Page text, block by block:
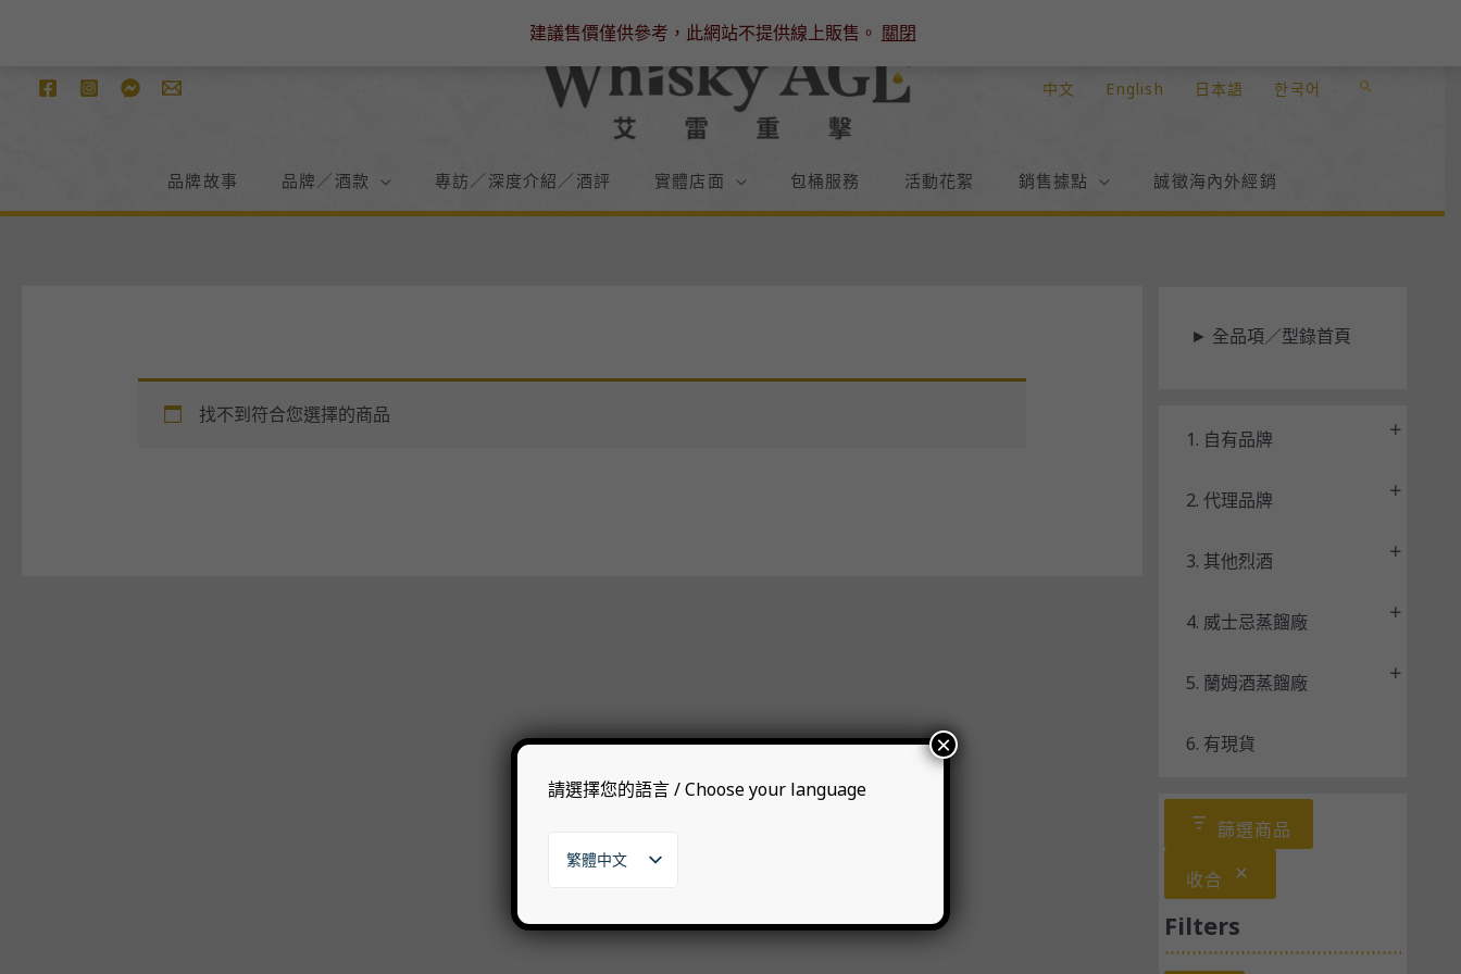
建議售價僅供參考，此網站不提供線上販售。 關閉
中文 English 日本語 한국어
搜
品牌故事 品牌／酒款 專訪／深度介紹／酒評 實體店面 包桶服務 活動花絮 銷售據點 誠徵海內外經銷
找不到符合您選擇的商品
► 全品項／型錄首頁
1. 自有品牌
2. 代理品牌
3. 其他烈酒
4. 威士忌蒸餾廠
5. 蘭姆酒蒸餾廠
6. 有現貨
篩選商品
收合
Filters
請選擇您的語言 / Choose your language
繁體中文
English
한국어
×